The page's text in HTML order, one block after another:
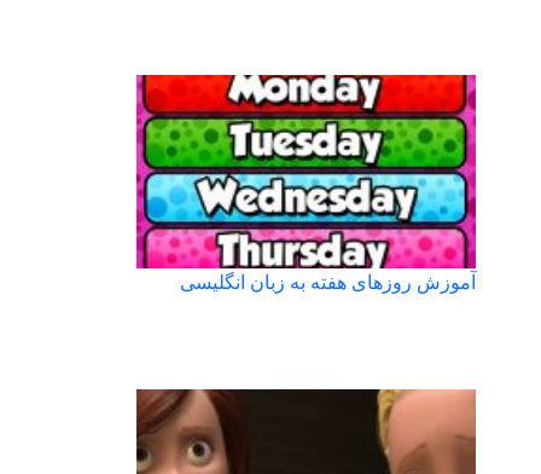
آموزش روزهای هفته به زبان انگلیسی